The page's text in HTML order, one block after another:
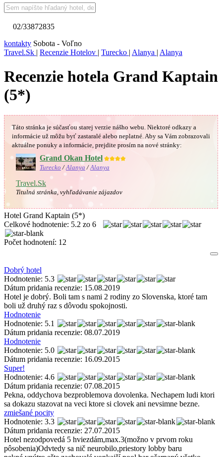
02/33872835
kontakty Sobota - Voľno
Travel.Sk | Recenzie Hotelov | Turecko | Alanya | Alanya
Recenzie hotela Grand Kaptain
(5*)
Táto stránka je súčasťou starej verzie nášho webu. Niektoré odkazy a
informácie už môžu byť zastaralé alebo neplatné. Aby sa Vám zobrazovali
aktuálne ponuky a informácie, prejdite prosím na nové stránky:
Grand Okan Hotel★★★★
Turecko /Alanya /Alanya
Travel.Sk
Titulná stránka, vyhľadávanie zájazdov
Hotel Grand Kaptain (5*)
Celkové hodnotenie: 5.2 zo 6
Počet hodnotení: 12
Dobrý hotel
Hodnotenie: 5.3
Dátum pridania recenzie: 15.08.2019
Hotel je dobrý. Boli tam s nami 2 rodiny zo Slovenska, ktoré tam
boli už druhý raz s dôvodu spokojnosti.
Hodnotenie
Hodnotenie: 5.1
Dátum pridania recenzie: 08.07.2019
Hodnotenie
Hodnotenie: 5.0
Dátum pridania recenzie: 16.09.2015
Super!
Hodnotenie: 4.6
Dátum pridania recenzie: 07.08.2015
Pekna, oddychova bezproblemova dovolenka. Nechapem ludi ktori
sa dokazu stazovat na veci ktore si clovek ani nevsimne bezne.
zmiešané pocity
Hodnotenie: 3.3
Dátum pridania recenzie: 27.07.2015
Hotel nezodpovedá 5 hviezdám,max.3(možno v prvom roku
pôsobenia)Odvtedy sa nič neurobilo,priestory lobby baru